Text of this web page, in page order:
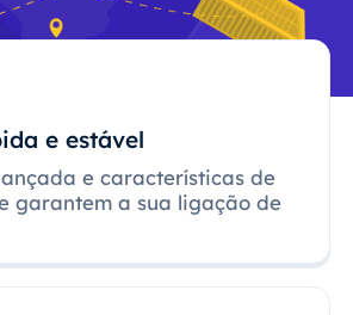
e estável
e características de
garantem a sua ligação de